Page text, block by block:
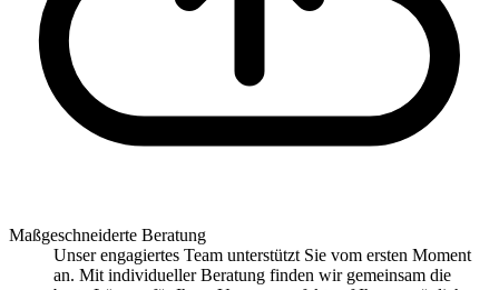
Maßgeschneiderte Beratung
Unser engagiertes Team unterstützt Sie vom ersten Moment
an. Mit individueller Beratung finden wir gemeinsam die